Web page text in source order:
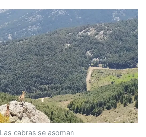
Las cabras se asoman